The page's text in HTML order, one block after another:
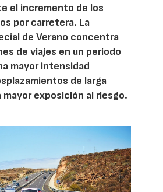
el incremento de los
por carretera. La
de Verano concentra
de viajes en un periodo
mayor intensidad
de larga
mayor exposición al riesgo.